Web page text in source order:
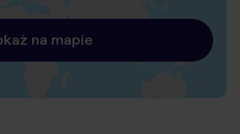
na mapie